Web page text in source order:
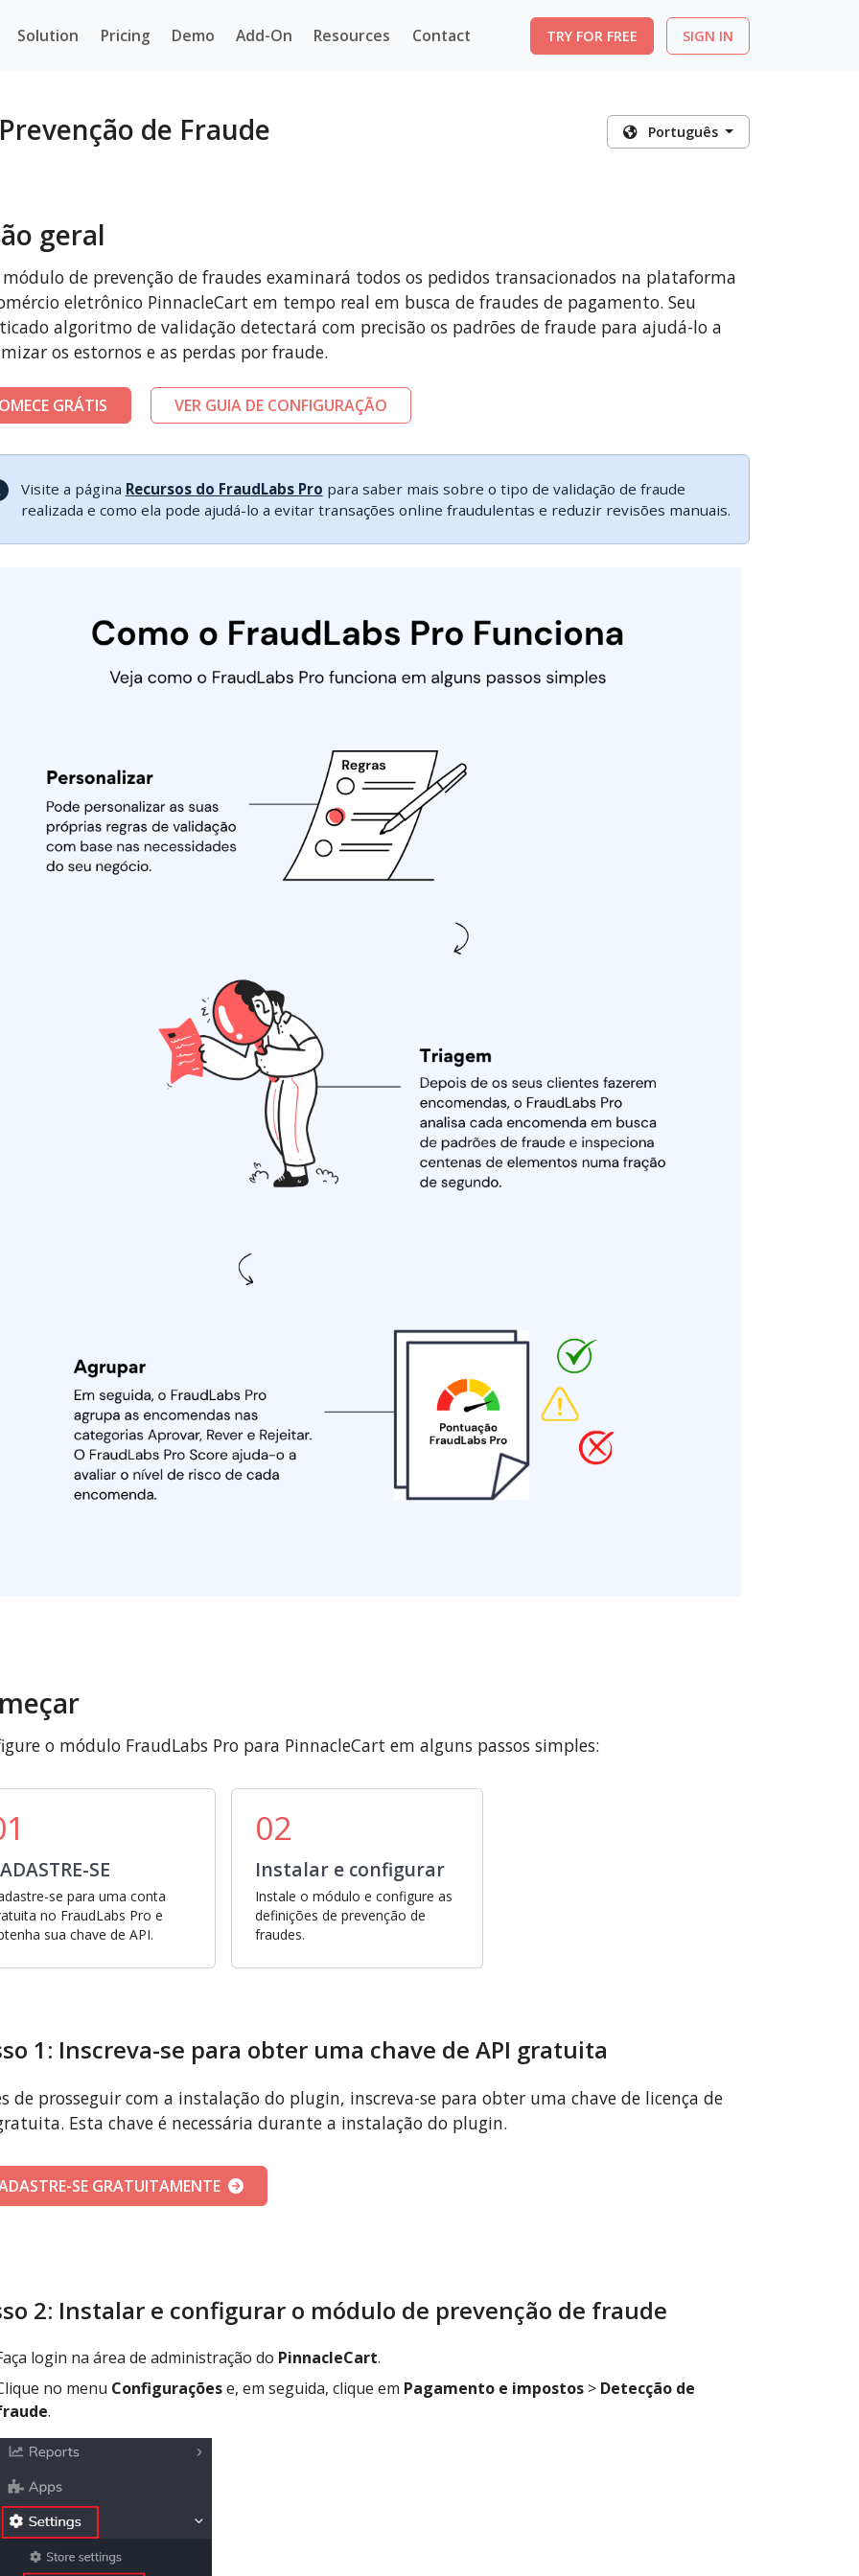
Solution Pricing Demo Add-On Resources Contact TRY FOR FREE SIGN IN
de Fraude Português
geral
módulo de prevenção de fraudes examinará todos os pedidos transacionados na plataforma
eletrônico PinnacleCart em tempo real em busca de fraudes de pagamento. Seu
algoritmo de validação detectará com precisão os padrões de fraude para ajudá-lo a
os estornos e as perdas por fraude.
GRÁTIS VER GUIA DE CONFIGURAÇÃO
Visite a página Recursos do FraudLabs Pro para saber mais sobre o tipo de validação de fraude
realizada e como ela pode ajudá-lo a evitar transações online fraudulentas e reduzir revisões manuais.
o módulo FraudLabs Pro para PinnacleCart em alguns passos simples:
SE
se para uma conta
no FraudLabs Pro e
sua chave de API.
02
Instalar e configurar
Instale o módulo e configure as
definições de prevenção de
fraudes.
1: Inscreva-se para obter uma chave de API gratuita
de prosseguir com a instalação do plugin, inscreva-se para obter uma chave de licença de
Esta chave é necessária durante a instalação do plugin.
SE GRATUITAMENTE
2: Instalar e configurar o módulo de prevenção de fraude
login na área de administração do PinnacleCart.
no menu Configuraçõese, em seguida, clique em Pagamento e impostos > Detecção de
.